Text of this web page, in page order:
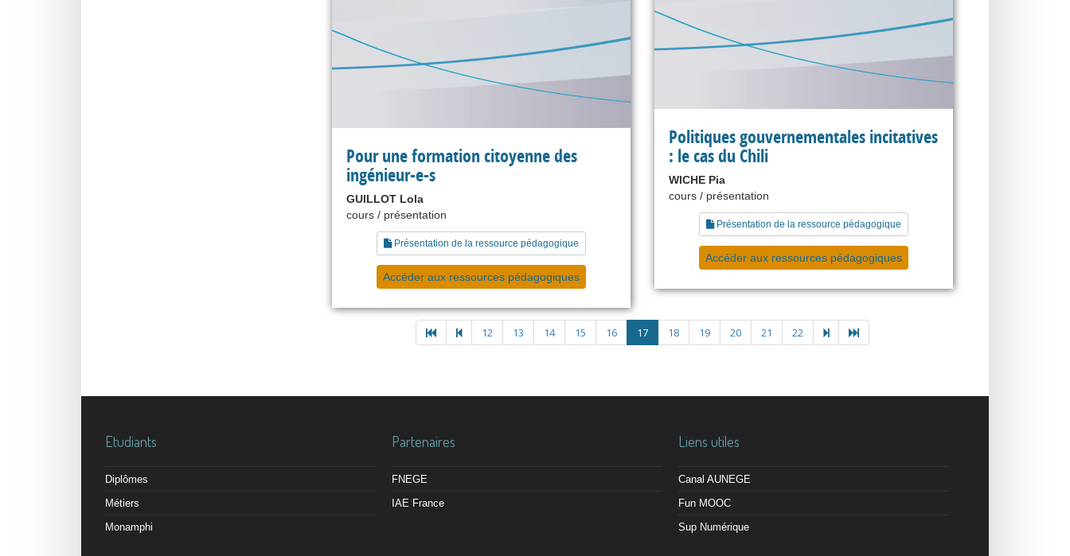
Politiques gouvernementales incitatives
: le cas du Chili
WICHE Pia
cours / présentation
Présentation de la ressource pédagogique
Accéder aux ressources pédagogiques
Pour une formation citoyenne des
ingénieur-e-s
GUILLOT Lola
cours / présentation
Présentation de la ressource pédagogique
Accéder aux ressources pédagogiques
12 13 14 15 16 17 18 19 20 21 22
Etudiants
Diplômes
Métiers
Monamphi
Partenaires
FNEGE
IAE France
Liens utiles
Canal AUNEGE
Fun MOOC
Sup Numérique